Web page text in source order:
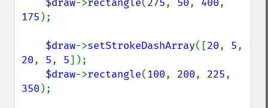
$draw->rectangle(275, 50, 400
175 );
$draw->setStrokeDashArray([20, 5
20, 5, 5]);
$draw->rectangle(100, 200, 225
350 );